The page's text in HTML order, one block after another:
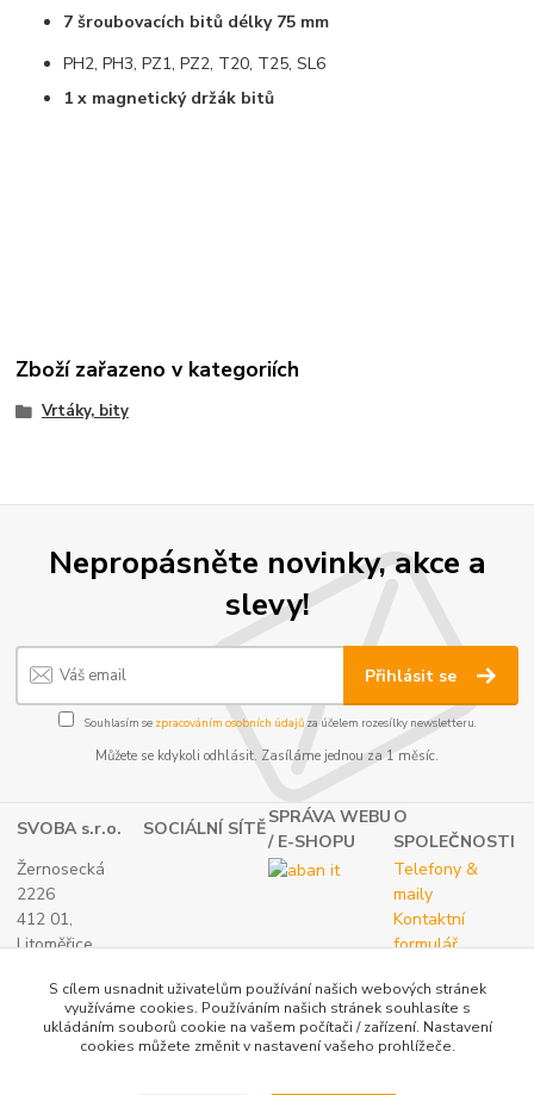
7 šroubovacích bitů délky 75 mm
PH2, PH3, PZ1, PZ2, T20, T25, SL6
1 x magnetický držák bitů
Zboží zařazeno v kategoriích
Vrtáky, bity
Nepropásněte novinky, akce a
slevy!
Přihlásit se
Souhlasím se zpracováním osobních údajůza účelem rozesílky newsletteru.
Můžete se kdykoli odhlásit. Zasíláme jednou za 1 měsíc.
SVOBA s.r.o. SOCIÁLNÍ SÍTĚ
SPRÁVA WEBU
/ E-SHOPU
O
SPOLEČNOSTI
Žernosecká
2226
412 01,
Litoměřice
(+420) 416 733
IČ: 27265382
Telefony &
maily
Kontaktní
formulář
S cílem usnadnit uživatelům používání našich webových stránek
využíváme cookies. Používáním našich stránek souhlasíte s
ukládáním souborů cookie na vašem počítači / zařízení. Nastavení
cookies můžete změnit v nastavení vašeho prohlížeče.